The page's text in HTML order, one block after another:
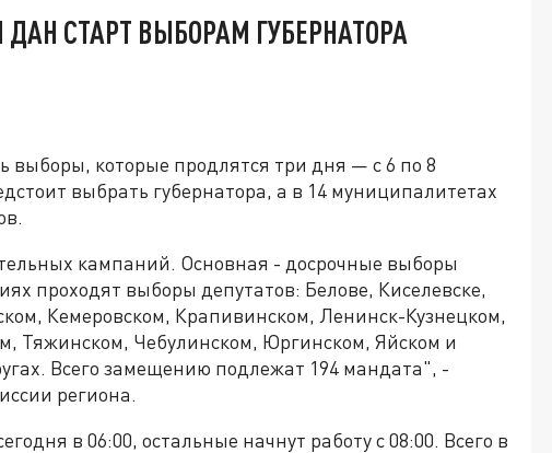
СТАРТ ВЫБОРАМ ГУБЕРНАТОРА
выборы, которые продлятся три дня — с 6 по 8
выбрать губернатора, а в 14 муниципалитетах
кампаний. Основная - досрочные выборы
проходят выборы депутатов: Белове, Киселевске,
Кемеровском, Крапивинском, Ленинск-Кузнецком,
Тяжинском, Чебулинском, Юргинском, Яйском и
Всего замещению подлежат 194 мандата", -
региона.
в 06:00, остальные начнут работу с 08:00. Всего в